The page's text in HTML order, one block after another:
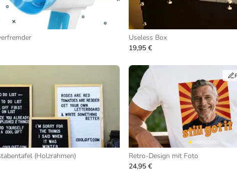
Useless Box
19,95 €
(Holzrahmen)
Retro-Design mit Foto
24,95 €